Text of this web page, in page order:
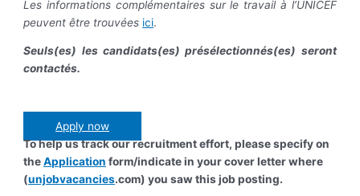
Les informations complémentaires sur le travail à l’UNICEF
peuvent être trouvées ici.
Seuls(es) les candidats(es) présélectionnés(es) seront
contactés.
Apply now
To help us track our recruitment effort, please specify on
theApplication form/indicate in your cover letter where
(unjobvacancies.com) you saw this job posting.